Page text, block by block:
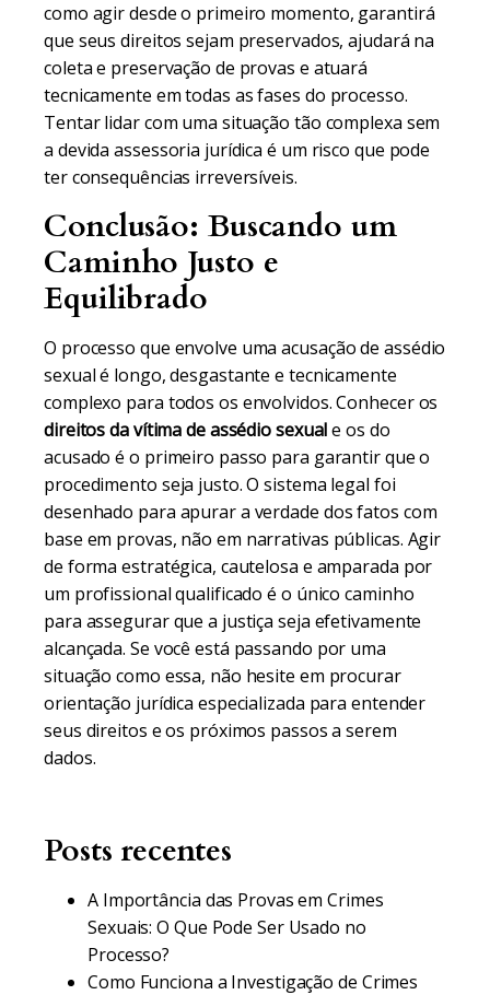
como agir desde o primeiro momento, garantirá
que seus direitos sejam preservados, ajudará na
coleta e preservação de provas e atuará
tecnicamente em todas as fases do processo.
Tentar lidar com uma situação tão complexa sem
a devida assessoria jurídica é um risco que pode
ter consequências irreversíveis.
Conclusão: Buscando um
Caminho Justo e
Equilibrado
O processo que envolve uma acusação de assédio
sexual é longo, desgastante e tecnicamente
complexo para todos os envolvidos. Conhecer os
direitos da vítima de assédio sexuale os do
acusado é o primeiro passo para garantir que o
procedimento seja justo. O sistema legal foi
desenhado para apurar a verdade dos fatos com
base em provas, não em narrativas públicas. Agir
de forma estratégica, cautelosa e amparada por
um profissional qualificado é o único caminho
para assegurar que a justiça seja efetivamente
alcançada. Se você está passando por uma
situação como essa, não hesite em procurar
orientação jurídica especializada para entender
seus direitos e os próximos passos a serem
dados.
Posts recentes
A Importância das Provas em Crimes
Sexuais: O Que Pode Ser Usado no
Processo?
Como Funciona a Investigação de Crimes